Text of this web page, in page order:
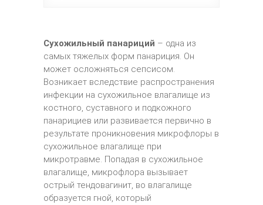
Сухожильный панариций – одна из
самых тяжелых форм панариция. Он
может осложняться сепсисом.
Возникает вследствие распространения
инфекции на сухожильное влагалище из
костного, суставного и подкожного
панарициев или развивается первично в
результате проникновения микрофлоры в
сухожильное влагалище при
микротравме. Попадая в сухожильное
влагалище, микрофлора вызывает
острый тендовагинит, во влагалище
образуется гной, который